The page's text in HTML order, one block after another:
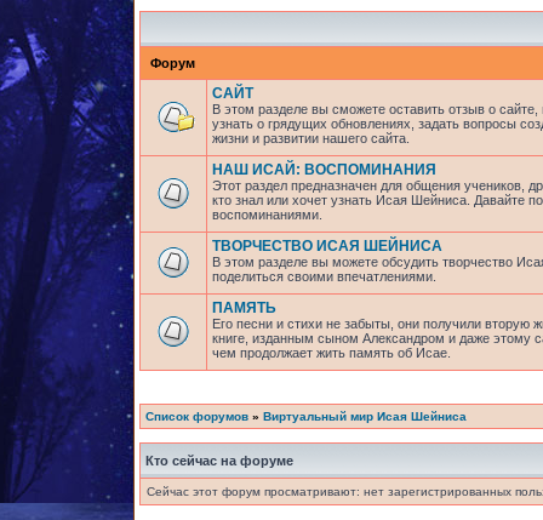
Форум
САЙТ
В этом разделе вы сможете оставить отзыв о
узнать о грядущих обновлениях, задать вопросы
жизни и развитии нашего сайта.
НАШ ИСАЙ: ВОСПОМИНАНИЯ
Этот раздел предназначен для общения учеников,
кто знал или хочет узнать Исая Шейниса. Давайте
воспоминаниями.
ТВОРЧЕСТВО ИСАЯ ШЕЙНИСА
В этом разделе вы можете обсудить творчество
поделиться своими впечатлениями.
ПАМЯТЬ
Его песни и стихи не забыты, они получили вторую
книге, изданным сыном Александром и даже этому
чем продолжает жить память об Исае.
Список форумов » Виртуальный мир Исая Шейниса
Кто сейчас на форуме
Сейчас этот форум просматривают: нет зарегистрированных